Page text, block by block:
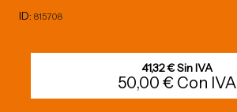
ID: 815708
41,32 € Sin IVA
50,00 € Con IVA